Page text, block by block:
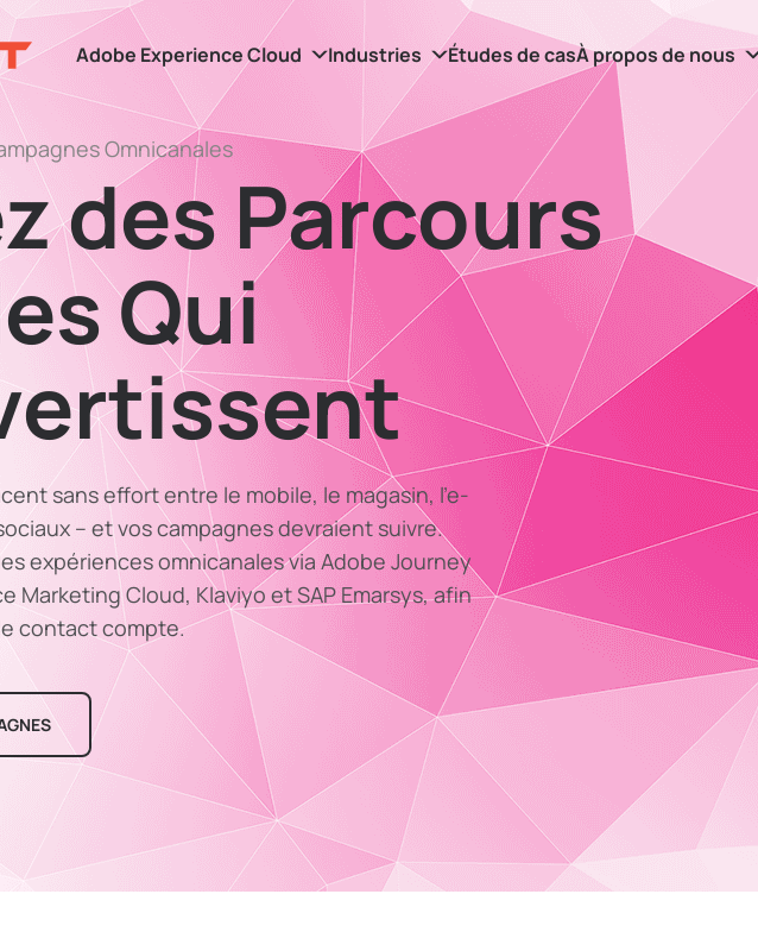
Adobe Experience Cloud Industries Études de casÀ propos de nous
Omnicanales
des Parcours
Qui
sans effort entre le mobile, le magasin, l’e-
– et vos campagnes devraient suivre.
expériences omnicanales via Adobe Journey
Marketing Cloud, Klaviyo et SAP Emarsys, afin
contact compte.